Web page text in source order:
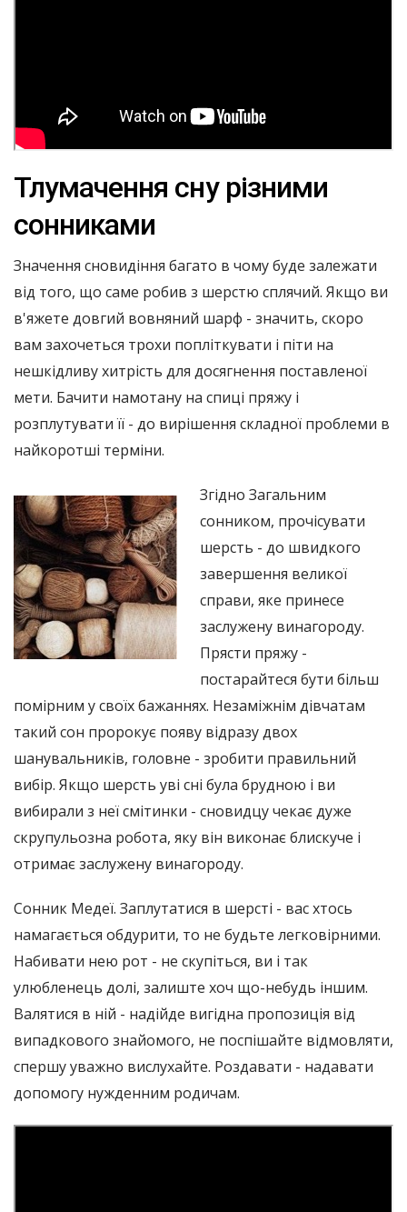
Тлумачення сну різними
сонниками
Значення сновидіння багато в чому буде залежати
від того, що саме робив з шерстю сплячий. Якщо ви
в'яжете довгий вовняний шарф - значить, скоро
вам захочеться трохи попліткувати і піти на
нешкідливу хитрість для досягнення поставленої
мети. Бачити намотану на спиці пряжу і
розплутувати її - до вирішення складної проблеми в
найкоротші терміни.
Згідно Загальним
сонником, прочісувати
шерсть - до швидкого
завершення великої
справи, яке принесе
заслужену винагороду.
Прясти пряжу -
постарайтеся бути більш
помірним у своїх бажаннях. Незаміжнім дівчатам
такий сон пророкує появу відразу двох
шанувальників, головне - зробити правильний
вибір. Якщо шерсть уві сні була брудною і ви
вибирали з неї смітинки - сновидцу чекає дуже
скрупульозна робота, яку він виконає блискуче і
отримає заслужену винагороду.
Сонник Медеї. Заплутатися в шерсті - вас хтось
намагається обдурити, то не будьте легковірними.
Набивати нею рот - не скупіться, ви і так
улюбленець долі, залиште хоч що-небудь іншим.
Валятися в ній - надійде вигідна пропозиція від
випадкового знайомого, не поспішайте відмовляти,
спершу уважно вислухайте. Роздавати - надавати
допомогу нужденним родичам.